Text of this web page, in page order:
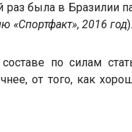
была в Бразилии
«Спортфакт», 2016 год).
по силам
от того, как